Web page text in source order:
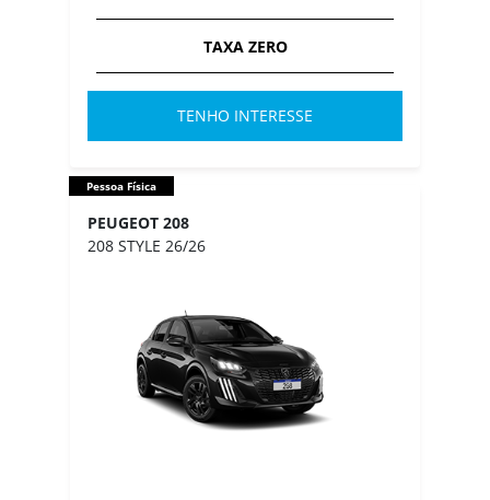
TAXA ZERO
TENHO INTERESSE
PEUGEOT 208
208 STYLE 26/26
Pessoa Física